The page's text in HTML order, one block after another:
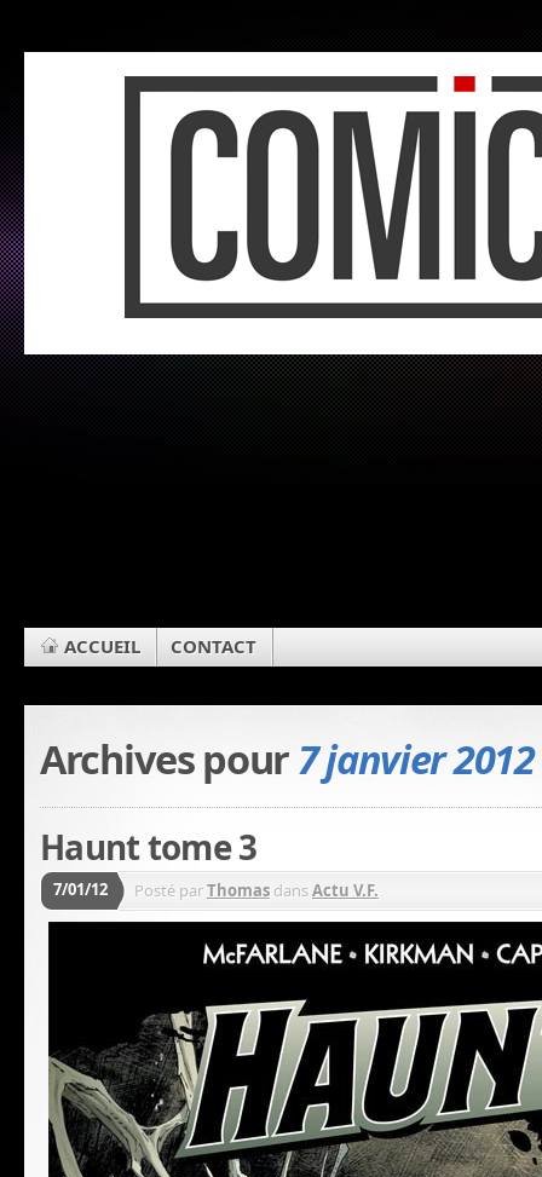
ACCUEIL CONTACT
Archives pour7 janvier 2012
Haunt tome 3
7/01/12 Posté parThomas dansActu V.F.